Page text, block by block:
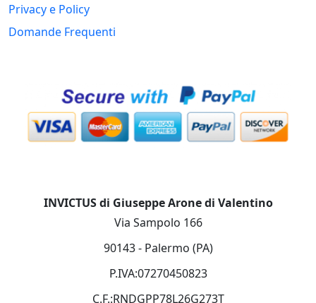
Privacy e Policy
Domande Frequenti
INVICTUS di Giuseppe Arone di Valentino
Via Sampolo 166
90143 - Palermo (PA)
P.IVA:07270450823
C.F.:RNDGPP78L26G273T